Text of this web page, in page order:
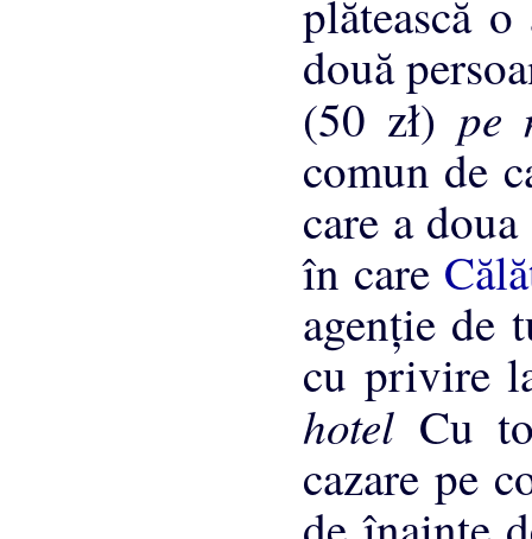
plătească
două
(50 zł) pe
comun de
care a
în care
agenţie de
cu privire
hotel Cu
cazare pe